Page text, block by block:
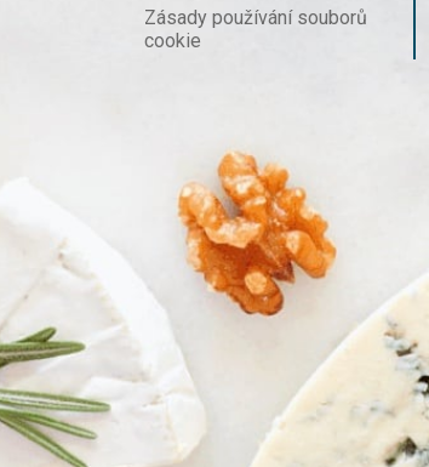
Zásady používání souborů
cookie